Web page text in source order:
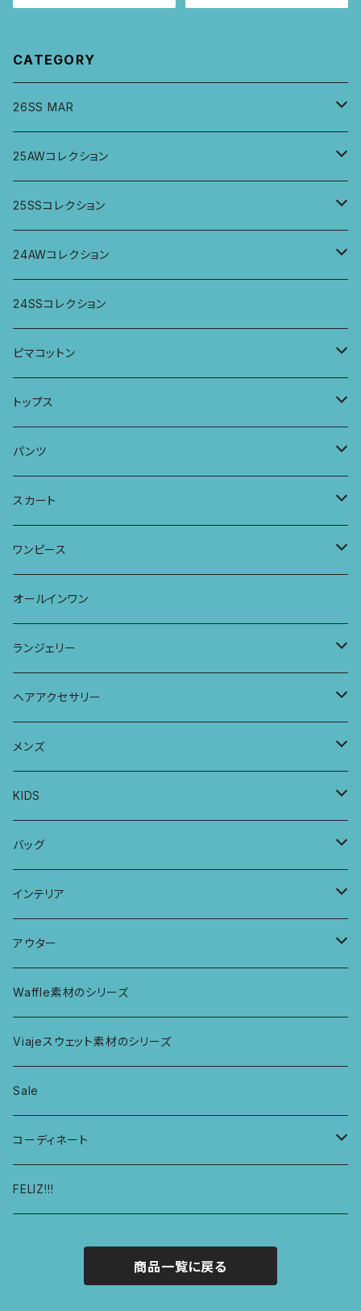
CATEGORY
26SS MAR
トップス
ジャケット、羽織
パンツ
ワンピース
25AWコレクション
トップス
パンツ
スカート
パーカー
25SSコレクション
トップス
パンツ
ワンピース
24AWコレクション
ワイドパンツ
ロングスリーブトップス
ロングスリーブワンピース
Tシャツ
パーカー
ワンピース
24SSコレクション
ピマコットン
Tシャツ
フレンチスリーブラウス
サーフパンツ
ドレス
ストール
トップス
タンクトップ・キャミソール
タンクトップ
キャミソール
ワイドTシャツ
チュニックTシャツ
七分袖トップス
ラグランスリーブトップス
パンツ
アラジンパンツ
ポケット付きアラジンパンツ
ワイドパンツ
ポケット付きワイドパンツ
レギンス
バブーチャ
スカート
マキシスカート
ワンピース
ワンピース
オールインワン
スリップワンピース
ビルヘンワンピース
半袖ワンピース
オールインワン
ランジェリー
ブラ
ヨガトップ
カシュクールブラ
ショーツ
プレーンショーツ
ボンバチャショーツ
総レースショーツ
レディースボクサー
ヘアアクセサリー
リボンシュシュ
シュシュ
ヘアターバン
三つ編み紐
メンズ
メンズボクサー
パンツ
トップス
KIDS
KIDS 羽根つきTシャツ
KIDS Tシャツ
KIDS ロングスリーブトップス
KIDS ラグランスリーブ長袖トップス
KIDS アラジンパンツ
KIDS ジョギングパンツ
KIDS レギンス
KIDS スウェットパーカー
バッグ
PCケース
マルシェバッグ
インテリア
カーテン
ラグ
なべつかみ
プフ
アウター
パーカー
ジャケット
Waffle素材のシリーズ
Viajeスウェット素材のシリーズ
Sale
コーディネート
コーディネート1
FELIZ!!!
商品一覧に戻る